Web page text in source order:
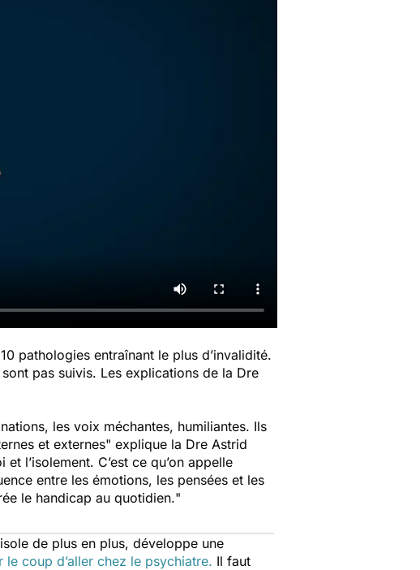
pathologies entraînant le plus d’invalidité.
pas suivis. Les explications de la Dre
les voix méchantes, humiliantes. Ils
et externes" explique la Dre Astrid
l’isolement. C’est ce qu’on appelle
entre les émotions, les pensées et les
le handicap au quotidien."
de plus en plus, développe une
le coup d’aller chez le psychiatre. Il faut